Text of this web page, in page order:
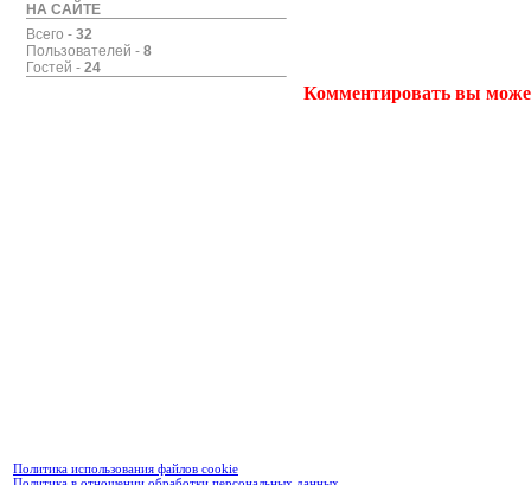
НА САЙТЕ
Всего - 32
Пользователей - 8
Гостей - 24
Комментировать вы
Политика использования файлов cookie